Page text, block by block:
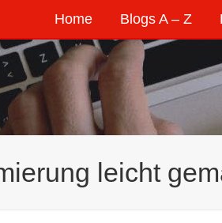
Home Blogs A – Z
leicht